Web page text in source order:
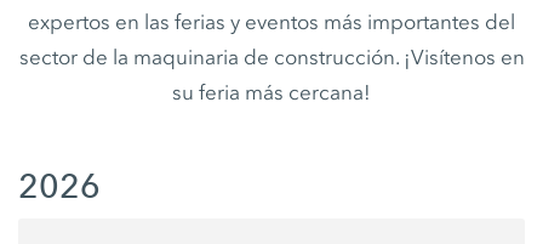
expertos en las ferias y eventos más importantes del
sector de la maquinaria de construcción. ¡Visítenos en
su feria más cercana!
2026